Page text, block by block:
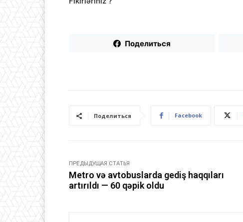
Поделиться
Поделиться Facebook
ПРЕДЫДУЩАЯ СТАТЬЯ
Metro və avtobuslarda gediş haqqıları
artırıldı — 60 qəpik oldu